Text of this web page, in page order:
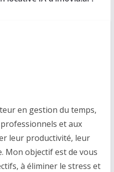
en gestion du temps,
et aux
leur productivité, leur
Mon objectif est de vous
à éliminer le stress et